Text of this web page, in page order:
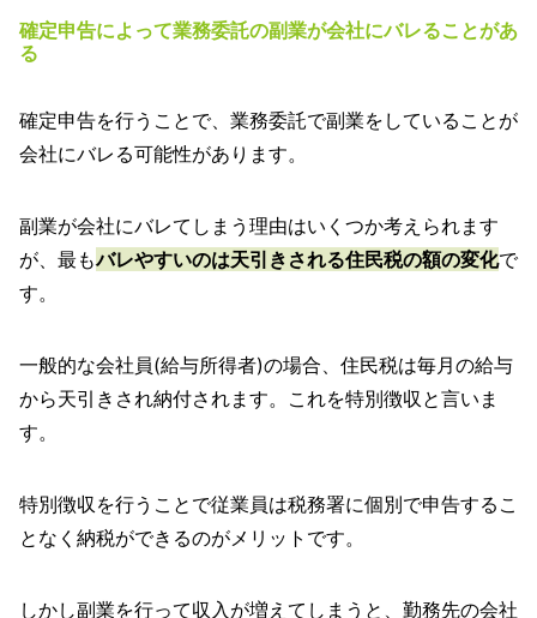
確定申告によって業務委託の副業が会社にバレることがあ
る
確定申告を行うことで、業務委託で副業をしていることが
会社にバレる可能性があります。
副業が会社にバレてしまう理由はいくつか考えられます
が、最もバレやすいのは天引きされる住民税の額の変化で
す。
一般的な会社員(給与所得者)の場合、住民税は毎月の給与
から天引きされ納付されます。これを特別徴収と言いま
す。
特別徴収を行うことで従業員は税務署に個別で申告するこ
となく納税ができるのがメリットです。
しかし副業を行って収入が増えてしまうと、勤務先の会社